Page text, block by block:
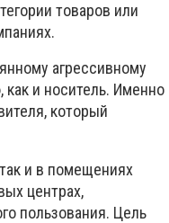
товаров или
агрессивному
и носитель. Именно
который
и в помещениях
центрах,
пользования. Цель